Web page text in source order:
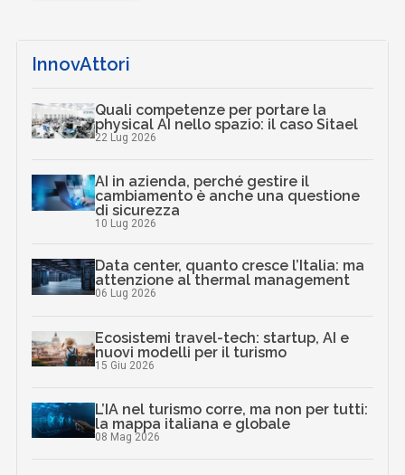
InnovAttori
Quali competenze per portare la
physical AI nello spazio: il caso Sitael
22 Lug 2026
AI in azienda, perché gestire il
cambiamento è anche una questione
di sicurezza
10 Lug 2026
Data center, quanto cresce l’Italia: ma
attenzione al thermal management
06 Lug 2026
Ecosistemi travel-tech: startup, AI e
nuovi modelli per il turismo
15 Giu 2026
L’IA nel turismo corre, ma non per tutti:
la mappa italiana e globale
08 Mag 2026